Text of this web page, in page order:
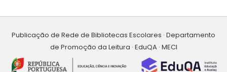
Publicação de Rede de Bibliotecas Escolares · Departamento
de Promoção da Leitura · EduQA · MECI